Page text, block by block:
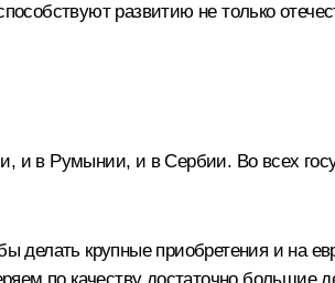
развитию не только
в Румынии, и в Сербии. Во всех
крупные приобретения и на